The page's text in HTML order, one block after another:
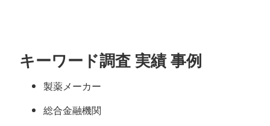
キーワード調査 実績 事例
製薬メーカー
総合金融機関